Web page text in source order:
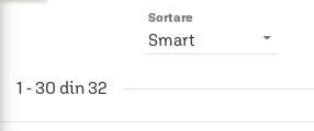
Sortare
Smart
1 - 30 din 32